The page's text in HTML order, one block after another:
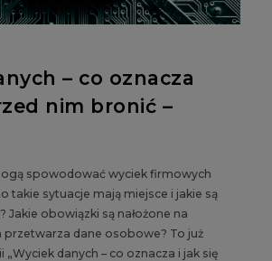
– co oznacza
nim bronić –
spowodować wyciek firmowych
takie sytuacje mają miejsce i jakie są
Jakie obowiązki są nałożone na
przetwarza dane osobowe? To już
„Wyciek danych – co oznacza i jak się